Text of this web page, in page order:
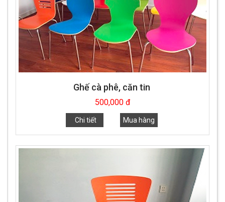
Ghế cà phê, căn tin
500,000 đ
Chi tiết Mua hàng